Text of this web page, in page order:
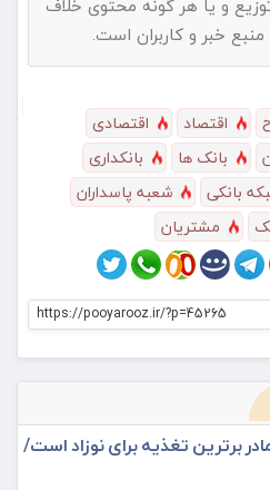
منبع خبر و کاربران است.
اقتصاد
اقتصادی
بانک ها
بانکداری
بانکی
شعبه پاسداران
مشتریان
https://pooyarooz.ir/?p=45265
برترین تغذیه برای نوزاد است/